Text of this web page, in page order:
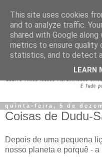
quinta-feira, 5 de
Coisas de Dudu-
Depois de uma pequena
nosso planeta e porquê -
This site uses cookies
and to analyze traffic.
shared with Google
metrics to ensure quality
statistics, and to detect
LEARN